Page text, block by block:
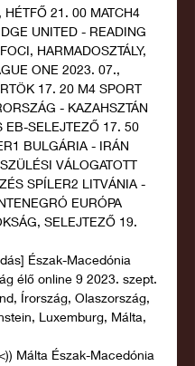
HÉTFŐ 21. 00 MATCH4
UNITED - READING
HARMADOSZTÁLY,
ONE 2023. 07.,
17. 20 M4 SPORT
- KAZAHSZTÁN
EB-SELEJTEZŐ 17. 50
BULGÁRIA - IRÁN
VÁLOGATOTT
SPÍLER2 LITVÁNIA -
EURÓPA
SELEJTEZŐ 19.
Észak-Macedónia
élő online 9 2023. szept.
Írország, Olaszország,
Luxemburg, Málta,
Málta Észak-Macedónia